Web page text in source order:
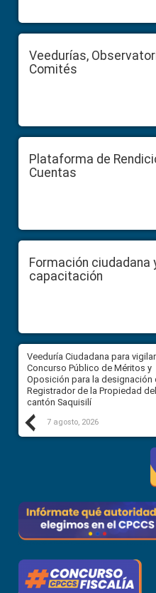
Veedurías,
Comités
Plataforma de
Cuentas
Formación ciudadana
capacitación
Previous
Veeduría Ciudadana para
Concurso Público de Méritos y
Oposición para la designación
Registrador de la Propiedad del
cantón Saquisilí
7 agosto, 2026